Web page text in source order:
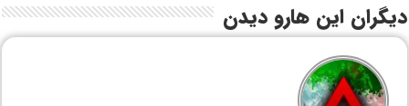
دیگران این هارو دیدن